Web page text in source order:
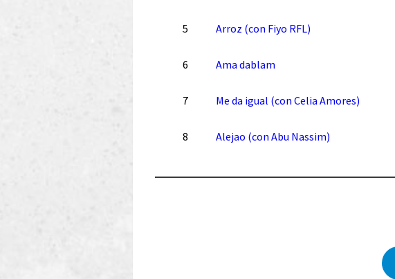
5 Arroz (con Fiyo RFL)
6 Ama dablam
7 Me da igual (con Celia Amores)
8 Alejao (con Abu Nassim)